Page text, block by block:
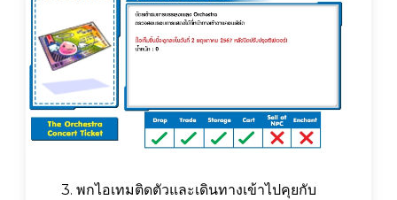
3. พกไอเทมติดตัวและเดินทางเข้าไปคุยกับ